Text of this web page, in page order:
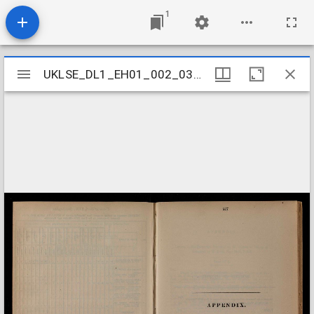
1
Mirador
viewer
UKLSE_DL1_EH01_002_032_0003
UKLSE_DL1_EH01_002_032_0003